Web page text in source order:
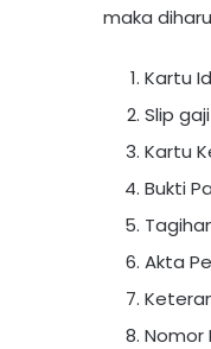
maka
Kartu
Slip gaji
Kartu
Bukti
Akta
Nomor